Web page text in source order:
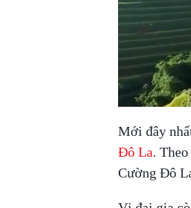
Mới đây
Đô La.
Cường Đô